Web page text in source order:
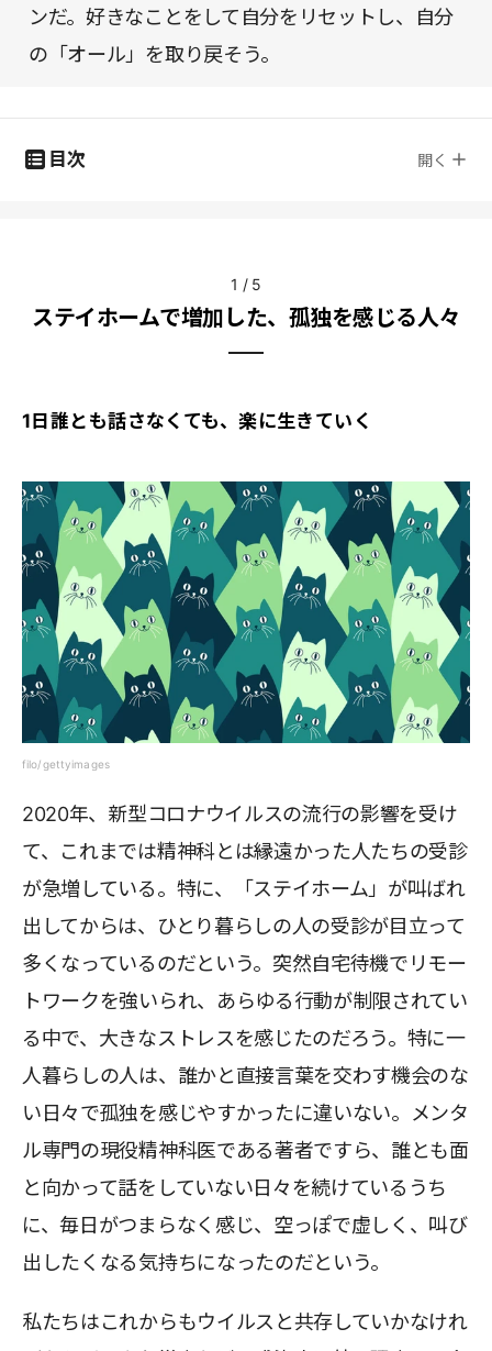
ンだ。好きなことをして自分をリセットし、自分
の「オール」を取り戻そう。
目次 開く
1 / 5
ステイホームで増加した、孤独を感じる人々
1日誰とも話さなくても、楽に生きていく
filo/gettyimages
2020年、新型コロナウイルスの流行の影響を受け
て、これまでは精神科とは縁遠かった人たちの受診
が急増している。特に、「ステイホーム」が叫ばれ
出してからは、ひとり暮らしの人の受診が目立って
多くなっているのだという。突然自宅待機でリモー
トワークを強いられ、あらゆる行動が制限されてい
る中で、大きなストレスを感じたのだろう。特に一
人暮らしの人は、誰かと直接言葉を交わす機会のな
い日々で孤独を感じやすかったに違いない。メンタ
ル専門の現役精神科医である著者ですら、誰とも面
と向かって話をしていない日々を続けているうち
に、毎日がつまらなく感じ、空っぽで虚しく、叫び
出したくなる気持ちになったのだという。
私たちはこれからもウイルスと共存していかなけれ